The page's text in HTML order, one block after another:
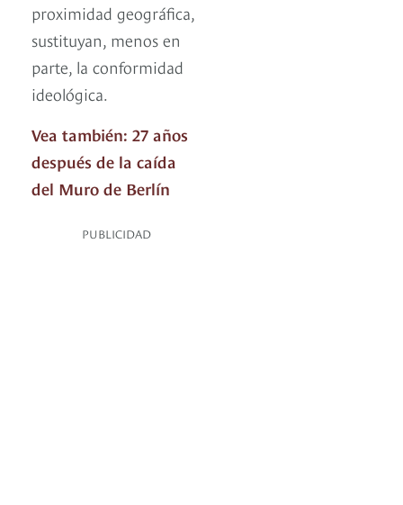
proximidad geográfica,
sustituyan, menos en
parte, la conformidad
ideológica.
Vea también: 27 años
después de la caída
del Muro de Berlín
PUBLICIDAD